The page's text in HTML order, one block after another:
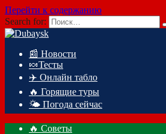
Перейти к содержанию
Search for:
📰 Новости
🍬Тесты
✈️ Онлайн табло
🔥 Горящие туры
🌤️ Погода сейчас
🔥 Советы